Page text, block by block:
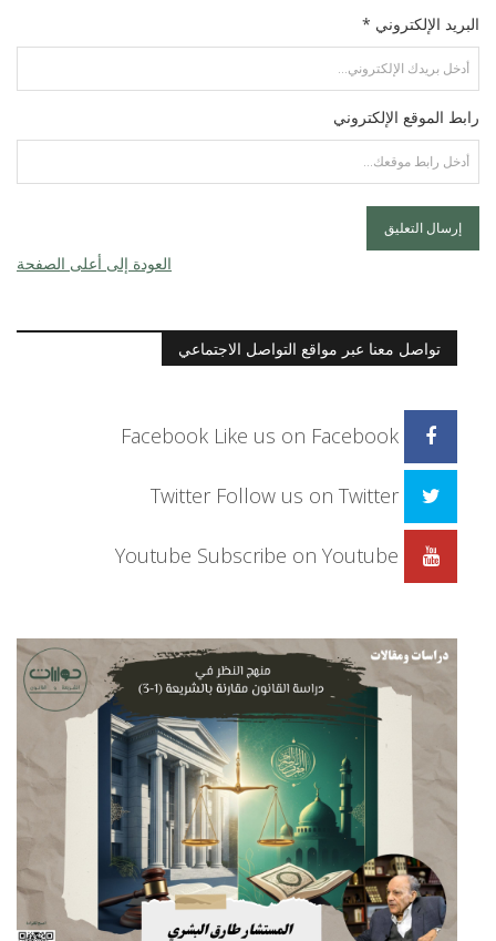
البريد الإلكتروني *
رابط الموقع الإلكتروني
العودة إلى أعلى الصفحة
تواصل معنا عبر مواقع التواصل الاجتماعي
Facebook Like us on Facebook
Twitter Follow us on Twitter
Youtube Subscribe on Youtube